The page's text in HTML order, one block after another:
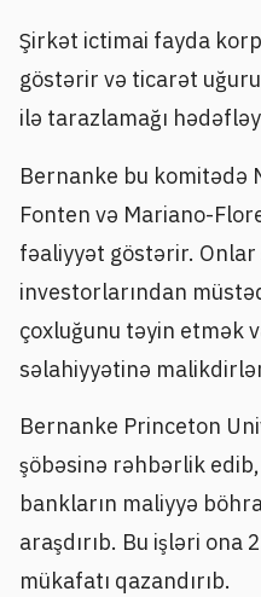
Şirkət ictimai fayda
göstərir və ticarət
ilə tarazlamağı
Bernanke bu komitədə
Fonten və Mariano-
fəaliyyət göstərir.
investorlarından
çoxluğunu təyin etmək
səlahiyyətinə
Bernanke Princeton
şöbəsinə rəhbərlik
bankların maliyyə
araşdırıb. Bu işləri ona
mükafatı qazandırıb.